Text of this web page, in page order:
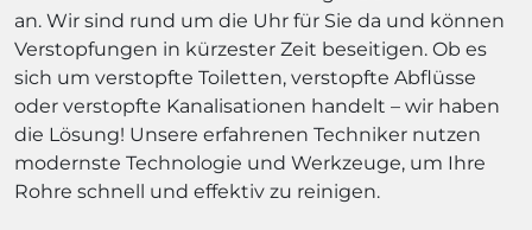
an. Wir sind rund um die Uhr für Sie da und können
Verstopfungen in kürzester Zeit beseitigen. Ob es
sich um verstopfte Toiletten, verstopfte Abflüsse
oder verstopfte Kanalisationen handelt – wir haben
die Lösung! Unsere erfahrenen Techniker nutzen
modernste Technologie und Werkzeuge, um Ihre
Rohre schnell und effektiv zu reinigen.